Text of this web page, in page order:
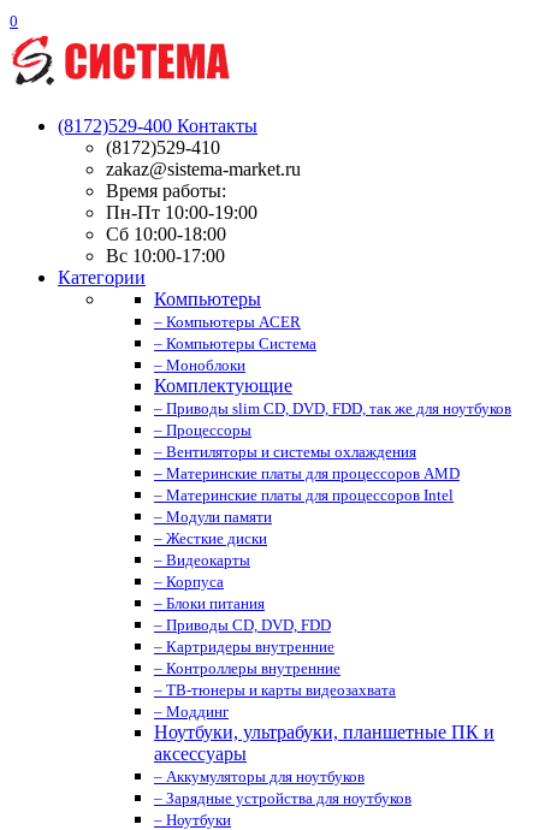
0
(8172)529-400 Контакты
(8172)529-410
zakaz@sistema-market.ru
Время работы:
Пн-Пт 10:00-19:00
Сб 10:00-18:00
Вс 10:00-17:00
Категории
Компьютеры
– Компьютеры ACER
– Компьютеры Система
– Моноблоки
Комплектующие
– Приводы slim CD, DVD, FDD, так же для ноутбуков
– Процессоры
– Вентиляторы и системы охлаждения
– Материнские платы для процессоров AMD
– Материнские платы для процессоров Intel
– Модули памяти
– Жесткие диски
– Видеокарты
– Корпуса
– Блоки питания
– Приводы CD, DVD, FDD
– Картридеры внутренние
– Контроллеры внутренние
– ТВ-тюнеры и карты видеозахвата
– Моддинг
Ноутбуки, ультрабуки, планшетные ПК и
аксессуары
– Аккумуляторы для ноутбуков
– Зарядные устройства для ноутбуков
– Ноутбуки